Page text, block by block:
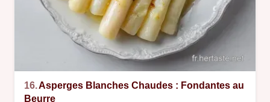
16.Asperges Blanches Chaudes : Fondantes au
Beurre